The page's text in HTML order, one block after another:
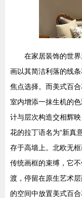
在家居装饰的世
画以其简洁利落的线
焦点选择。而美式百
室内增添一抹生机的
计与层次构造交相辉
花的拉丁语名为“新真
存于高墙上。北欧无
传统画框的束缚，它
渡，停留在原生艺术
的空间中放置美式百